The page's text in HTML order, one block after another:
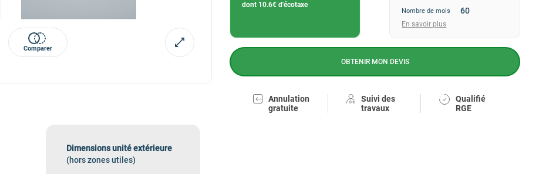
Comparer
Dimensions unité extérieure
(hors zones utiles)
dont 10.6€ d'écotaxe
Nombre de mois
En savoir plus
OBTENIR MON DEVIS
Annulation
gratuite
Suivi des
travaux
Qualifié
RGE